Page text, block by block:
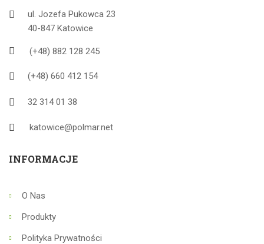
ul. Jozefa Pukowca 23
40-847 Katowice
(+48) 882 128 245
(+48) 660 412 154
32 314 01 38
katowice@polmar.net
INFORMACJE
O Nas
Produkty
Polityka Prywatności